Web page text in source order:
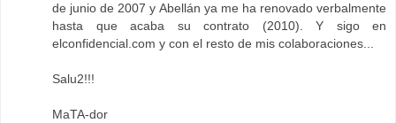
de junio de 2007 y Abellán ya me ha renovado verbalmente
hasta que acaba su contrato (2010). Y sigo en
elconfidencial.com y con el resto de mis colaboraciones...
Salu2!!!
MaTA-dor